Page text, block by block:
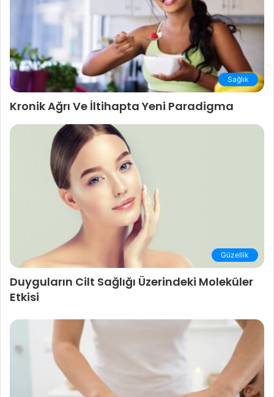
Sağlık
Kronik Ağrı Ve İltihapta Yeni Paradigma
Güzellik
Duyguların Cilt Sağlığı Üzerindeki Moleküler
Etkisi